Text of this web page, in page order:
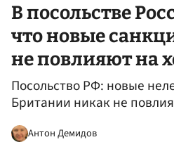
В посольстве
что новые
не повлияют на
Посольство РФ: новые
Британии никак не
Антон Демидов